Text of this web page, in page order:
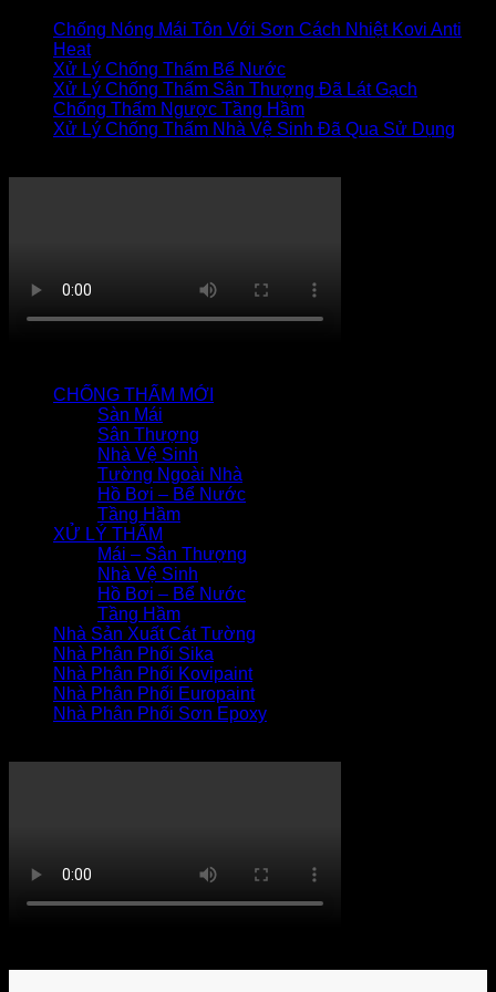
Chống Nóng Mái Tôn Với Sơn Cách Nhiệt Kovi Anti
Heat
Xử Lý Chống Thấm Bể Nước
Xử Lý Chống Thấm Sân Thượng Đã Lát Gạch
Chống Thấm Ngược Tầng Hầm
Xử Lý Chống Thấm Nhà Vệ Sinh Đã Qua Sử Dụng
CHỐNG THẤM MỚI
Sàn Mái
Sân Thượng
Nhà Vệ Sinh
Tường Ngoài Nhà
Hồ Bơi – Bể Nước
Tầng Hầm
XỬ LÝ THẤM
Mái – Sân Thượng
Nhà Vệ Sinh
Hồ Bơi – Bể Nước
Tầng Hầm
Nhà Sản Xuất Cát Tường
Nhà Phân Phối Sika
Nhà Phân Phối Kovipaint
Nhà Phân Phối Europaint
Nhà Phân Phối Sơn Epoxy